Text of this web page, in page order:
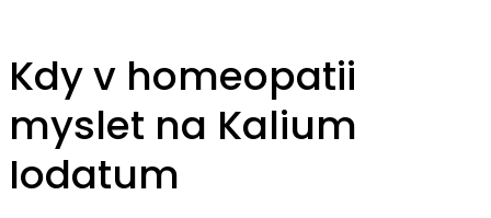
Kdy v homeopatii
myslet na Kalium
Iodatum